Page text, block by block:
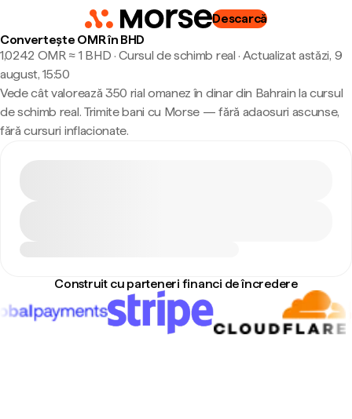
Descarcă
Convertește OMR în BHD
1,0242 OMR ≈ 1 BHD · Cursul de schimb real · Actualizat astăzi, 9
august, 15:50
Vede cât valorează 350 rial omanez în dinar din Bahrain la cursul
de schimb real. Trimite bani cu Morse — fără adaosuri ascunse,
fără cursuri inflacionate.
Construit cu parteneri financi de încredere